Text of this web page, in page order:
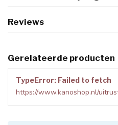
Reviews
Gerelateerde producten
TypeError: Failed to fetch
https://www.kanoshop.nl/